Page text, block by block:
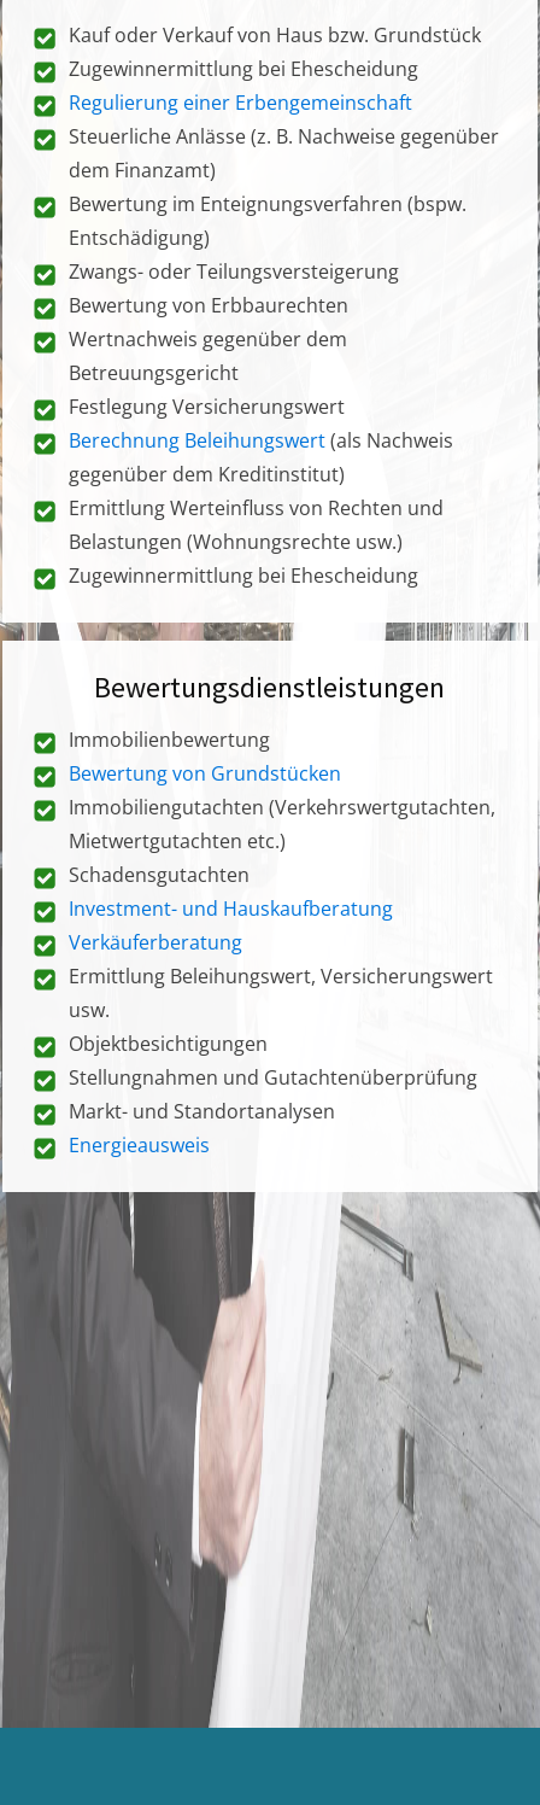
Kauf oder Verkauf von Haus bzw. Grundstück
Zugewinnermittlung bei Ehescheidung
Regulierung einer Erbengemeinschaft
Steuerliche Anlässe (z. B. Nachweise gegenüber
dem Finanzamt)
Bewertung im Enteignungsverfahren (bspw.
Entschädigung)
Zwangs- oder Teilungsversteigerung
Bewertung von Erbbaurechten
Wertnachweis gegenüber dem
Betreuungsgericht
Festlegung Versicherungswert
Berechnung Beleihungswert(als Nachweis
gegenüber dem Kreditinstitut)
Ermittlung Werteinfluss von Rechten und
Belastungen (Wohnungsrechte usw.)
Zugewinnermittlung bei Ehescheidung
Bewertungsdienstleistungen
Immobilienbewertung
Bewertung von Grundstücken
Immobiliengutachten (Verkehrswertgutachten,
Mietwertgutachten etc.)
Schadensgutachten
Investment- und Hauskaufberatung
Verkäuferberatung
Ermittlung Beleihungswert, Versicherungswert
usw.
Objektbesichtigungen
Stellungnahmen und Gutachtenüberprüfung
Markt- und Standortanalysen
Energieausweis